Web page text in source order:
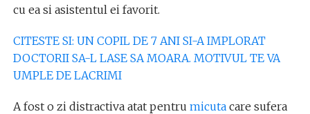
cu ea si asistentul ei favorit.
CITESTE SI: UN COPIL DE 7 ANI SI-A IMPLORAT
DOCTORII SA-L LASE SA MOARA. MOTIVUL TE VA
UMPLE DE LACRIMI
A fost o zi distractiva atat pentru micutacare sufera